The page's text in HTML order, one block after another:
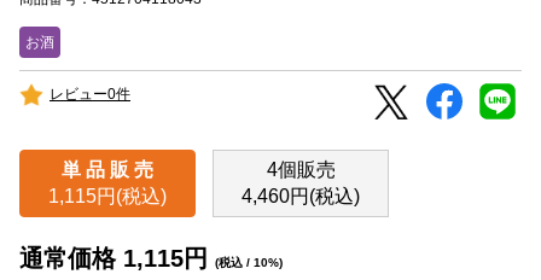
お酒
レビュー0件
単 品 販 売
1,115円(税込)
4個販売
4,460円(税込)
通常価格 1,115円 (税込 / 10%)